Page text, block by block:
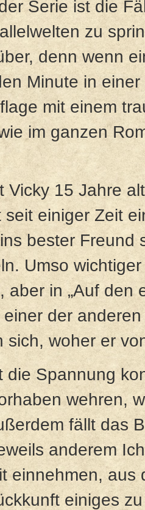
Serie ist die
zu
denn wenn
Minute in
mit einem
im ganzen
Vicky 15 Jahre
seit einiger Zeit
bester Freund
Umso
aber in „Auf den
der
sich, woher er
die Spannung
wehren,
fällt das
anderem
einnehmen,
einiges